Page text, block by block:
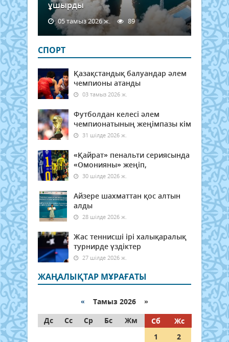
ұшырды
05 тамыз 2026 ж. 89
СПОРТ
Қазақстандық балуандар әлем
чемпионы атанды
03 тамыз 2026 ж.
Футболдан келесі әлем
чемпионатының жеңімпазы кім
31 шілде 2026 ж.
«Қайрат» пенальти сериясында
«Омонияны» жеңіп,
30 шілде 2026 ж.
Айзере шахматтан қос алтын
алды
28 шілде 2026 ж.
Жас теннисші ірі халықаралық
турнирде үздіктер
27 шілде 2026 ж.
ЖАҢАЛЫҚТАР МҰРАҒАТЫ
« Тамыз 2026 »
Дс
Сс Ср Бс Жм Сб
Жс
1
2